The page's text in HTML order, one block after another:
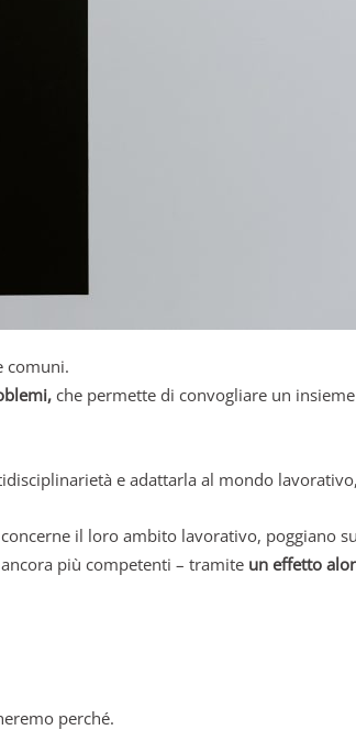
comuni.
che permette di convogliare un
e adattarla al mondo
il loro ambito lavorativo, poggiano
più competenti – tramite un effetto
perché.